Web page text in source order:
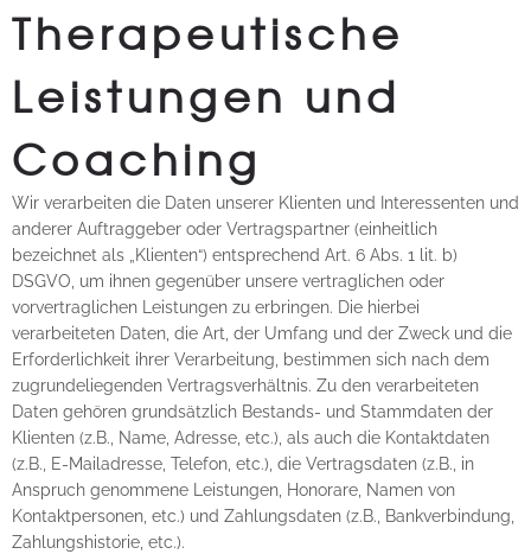
Therapeutische
Leistungen und
Coaching
Wir verarbeiten die Daten unserer Klienten und Interessenten und
anderer Auftraggeber oder Vertragspartner (einheitlich
bezeichnet als „Klienten“) entsprechend Art. 6 Abs. 1 lit. b)
DSGVO, um ihnen gegenüber unsere vertraglichen oder
vorvertraglichen Leistungen zu erbringen. Die hierbei
verarbeiteten Daten, die Art, der Umfang und der Zweck und die
Erforderlichkeit ihrer Verarbeitung, bestimmen sich nach dem
zugrundeliegenden Vertragsverhältnis. Zu den verarbeiteten
Daten gehören grundsätzlich Bestands- und Stammdaten der
Klienten (z.B., Name, Adresse, etc.), als auch die Kontaktdaten
(z.B., E-Mailadresse, Telefon, etc.), die Vertragsdaten (z.B., in
Anspruch genommene Leistungen, Honorare, Namen von
Kontaktpersonen, etc.) und Zahlungsdaten (z.B., Bankverbindung,
Zahlungshistorie, etc.).